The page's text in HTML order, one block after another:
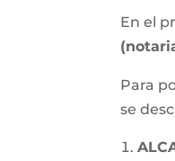
En el
Para
se